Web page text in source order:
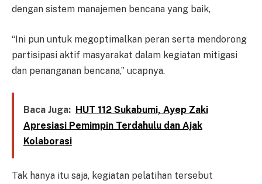
dengan sistem manajemen bencana yang baik,
“Ini pun untuk megoptimalkan peran serta mendorong
partisipasi aktif masyarakat dalam kegiatan mitigasi
dan penanganan bencana,” ucapnya.
Baca Juga: HUT 112 Sukabumi, Ayep Zaki
Apresiasi Pemimpin Terdahulu dan Ajak
Kolaborasi
Tak hanya itu saja, kegiatan pelatihan tersebut